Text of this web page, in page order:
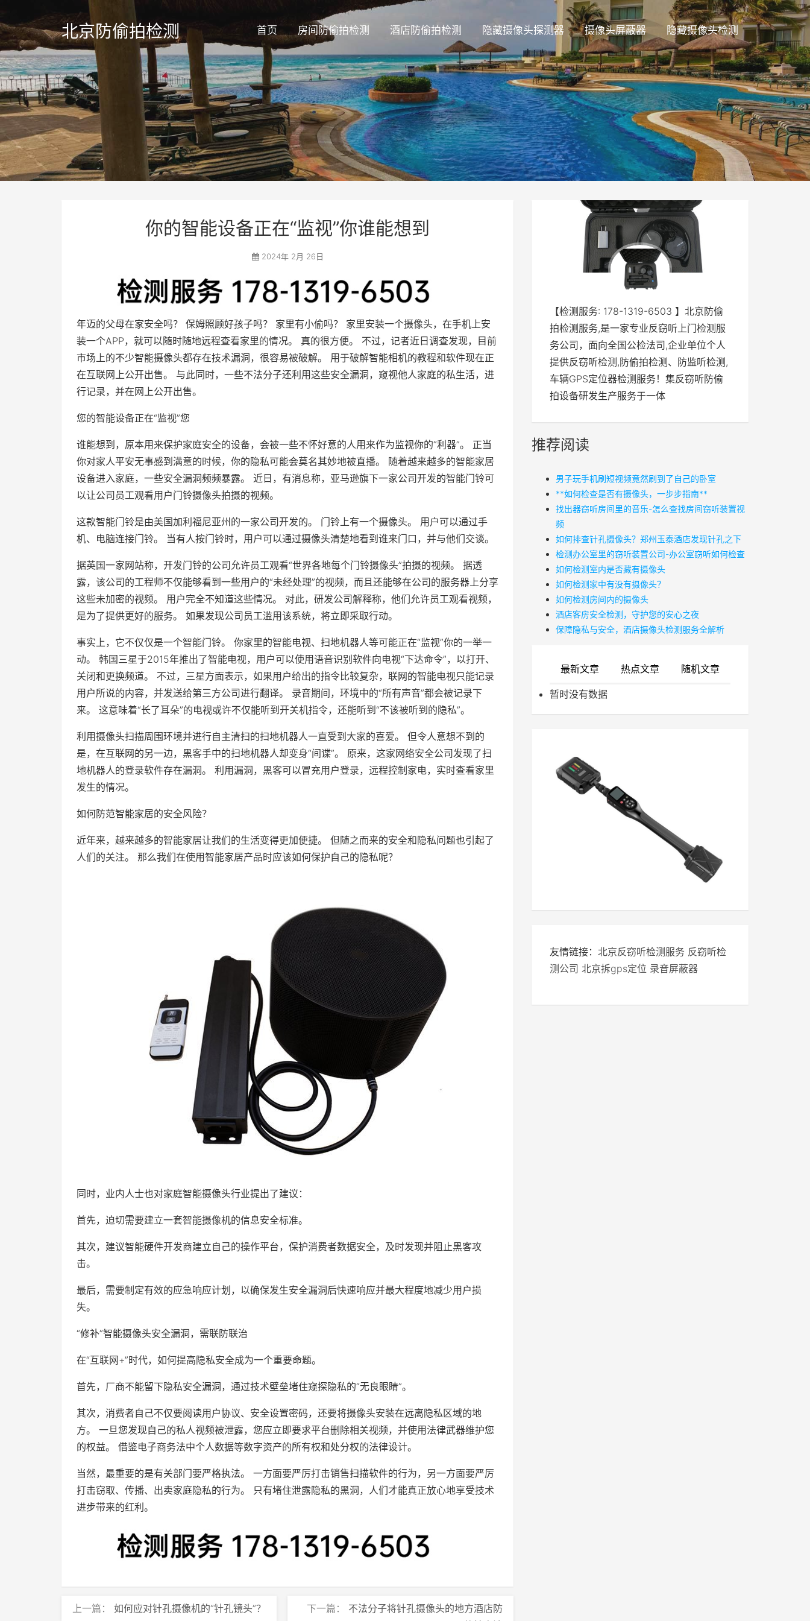
北京防偷拍检测 首页 房间防偷拍检测 酒店防偷拍检测 隐藏摄像头探测器 摄像头屏蔽器 隐藏摄像头检测
你的智能设备正在“监视”你谁能想到
2024年 2月 26日
年迈的父母在家安全吗？ 保姆照顾好孩子吗？ 家里有小偷吗？ 家里安装一个摄像头，在手机上安
装一个APP，就可以随时随地远程查看家里的情况。 真的很方便。 不过，记者近日调查发现，目前
市场上的不少智能摄像头都存在技术漏洞，很容易被破解。 用于破解智能相机的教程和软件现在正
在互联网上公开出售。 与此同时，一些不法分子还利用这些安全漏洞，窥视他人家庭的私生活，进
行记录，并在网上公开出售。
您的智能设备正在“监视”您
谁能想到，原本用来保护家庭安全的设备，会被一些不怀好意的人用来作为监视你的“利器”。 正当
你对家人平安无事感到满意的时候，你的隐私可能会莫名其妙地被直播。 随着越来越多的智能家居
设备进入家庭，一些安全漏洞频频暴露。 近日，有消息称，亚马逊旗下一家公司开发的智能门铃可
以让公司员工观看用户门铃摄像头拍摄的视频。
这款智能门铃是由美国加利福尼亚州的一家公司开发的。 门铃上有一个摄像头。 用户可以通过手
机、电脑连接门铃。 当有人按门铃时，用户可以通过摄像头清楚地看到谁来门口，并与他们交谈。
据英国一家网站称，开发门铃的公司允许员工观看“世界各地每个门铃摄像头”拍摄的视频。 据透
露，该公司的工程师不仅能够看到一些用户的“未经处理”的视频，而且还能够在公司的服务器上分享
这些未加密的视频。 用户完全不知道这些情况。 对此，研发公司解释称，他们允许员工观看视频，
是为了提供更好的服务。 如果发现公司员工滥用该系统，将立即采取行动。
事实上，它不仅仅是一个智能门铃。 你家里的智能电视、扫地机器人等可能正在“监视”你的一举一
动。 韩国三星于2015年推出了智能电视，用户可以使用语音识别软件向电视“下达命令”，以打开、
关闭和更换频道。 不过，三星方面表示，如果用户给出的指令比较复杂，联网的智能电视只能记录
用户所说的内容，并发送给第三方公司进行翻译。 录音期间，环境中的“所有声音”都会被记录下
来。 这意味着“长了耳朵”的电视或许不仅能听到开关机指令，还能听到“不该被听到的隐私”。
利用摄像头扫描周围环境并进行自主清扫的扫地机器人一直受到大家的喜爱。 但令人意想不到的
是，在互联网的另一边，黑客手中的扫地机器人却变身“间谍”。 原来，这家网络安全公司发现了扫
地机器人的登录软件存在漏洞。 利用漏洞，黑客可以冒充用户登录，远程控制家电，实时查看家里
发生的情况。
如何防范智能家居的安全风险？
近年来，越来越多的智能家居让我们的生活变得更加便捷。 但随之而来的安全和隐私问题也引起了
人们的关注。 那么我们在使用智能家居产品时应该如何保护自己的隐私呢？
同时，业内人士也对家庭智能摄像头行业提出了建议：
首先，迫切需要建立一套智能摄像机的信息安全标准。
其次，建议智能硬件开发商建立自己的操作平台，保护消费者数据安全，及时发现并阻止黑客攻
击。
最后，需要制定有效的应急响应计划，以确保发生安全漏洞后快速响应并最大程度地减少用户损
失。
“修补”智能摄像头安全漏洞，需联防联治
在“互联网+”时代，如何提高隐私安全成为一个重要命题。
首先，厂商不能留下隐私安全漏洞，通过技术壁垒堵住窥探隐私的“无良眼睛”。
其次，消费者自己不仅要阅读用户协议、安全设置密码，还要将摄像头安装在远离隐私区域的地
方。 一旦您发现自己的私人视频被泄露，您应立即要求平台删除相关视频，并使用法律武器维护您
的权益。 借鉴电子商务法中个人数据等数字资产的所有权和处分权的法律设计。
当然，最重要的是有关部门要严格执法。 一方面要严厉打击销售扫描软件的行为，另一方面要严厉
打击窃取、传播、出卖家庭隐私的行为。 只有堵住泄露隐私的黑洞，人们才能真正放心地享受技术
进步带来的红利。
上一篇： 如何应对针孔摄像机的“针孔镜头”？ 下一篇： 不法分子将针孔摄像头的地方酒店防
【检测服务: 178-1319-6503 】北京防偷
拍检测服务,是一家专业反窃听上门检测服
务公司，面向全国公检法司,企业单位个人
提供反窃听检测,防偷拍检测、防监听检测,
车辆GPS定位器检测服务！集反窃听防偷
拍设备研发生产服务于一体
推荐阅读
男子玩手机刷短视频竟然刷到了自己的卧室
**如何检查是否有摄像头，一步步指南**
找出器窃听房间里的音乐-怎么查找房间窃听装置视
频
如何排查针孔摄像头？郑州玉泰酒店发现针孔之下
检测办公室里的窃听装置公司-办公室窃听如何检查
如何检测室内是否藏有摄像头
如何检测家中有没有摄像头？
如何检测房间内的摄像头
酒店客房安全检测，守护您的安心之夜
保障隐私与安全，酒店摄像头检测服务全解析
最新文章 热点文章 随机文章
暂时没有数据
友情链接： 北京反窃听检测服务 反窃听检
测公司 北京拆gps定位 录音屏蔽器